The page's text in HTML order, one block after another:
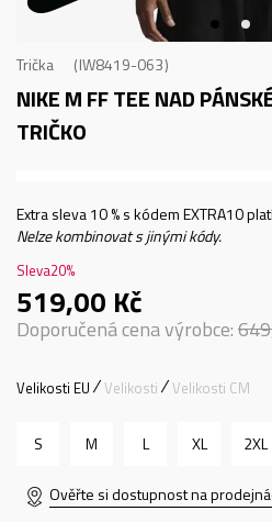
Trička IW8419-063
NIKE M FF TEE NAD
TRIČKO
Extra sleva 10 % s kódem EXTRA10
Nelze kombinovat s jinými kódy.
Sleva20%
519,00 Kč
Doporučená cena výrobce:
Velikosti EU Velikosti Velikosti CM
S M L XL 2XL
Ověřte si dostupnost na